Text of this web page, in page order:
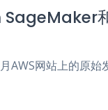
e
g
m
t
s
p
s
e
e
r
a
o
AWS网站上的原始